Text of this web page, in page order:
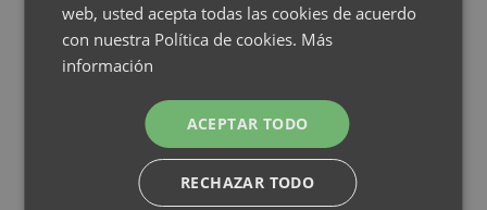
web, usted acepta todas las cookies de acuerdo
con nuestra Política de cookies. Más
información
ACEPTAR TODO
RECHAZAR TODO